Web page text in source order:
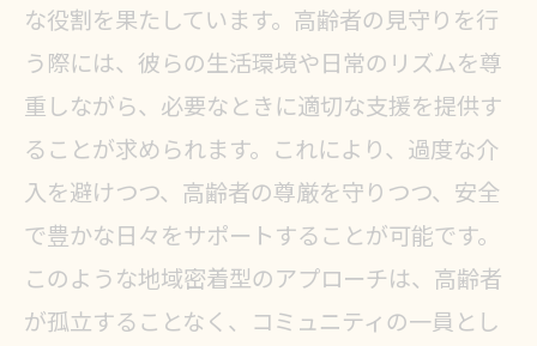
な役割を果たしています。高齢者の見守りを行
う際には、彼らの生活環境や日常のリズムを尊
重しながら、必要なときに適切な支援を提供す
ることが求められます。これにより、過度な介
入を避けつつ、高齢者の尊厳を守りつつ、安全
で豊かな日々をサポートすることが可能です。
このような地域密着型のアプローチは、高齢者
が孤立することなく、コミュニティの一員とし